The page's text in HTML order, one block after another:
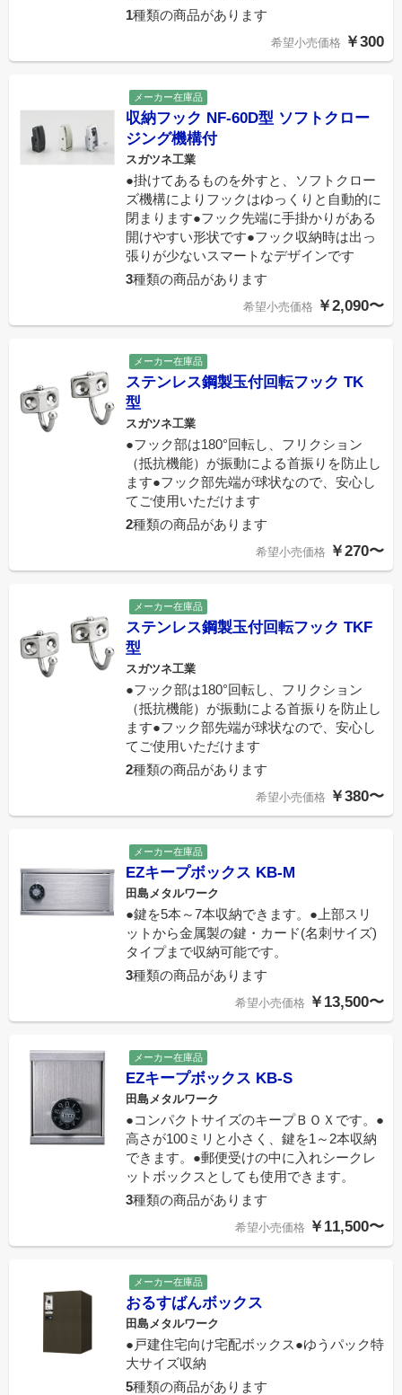
1種類の商品があります
希望小売価格 ￥300
メーカー在庫品
収納フック NF-60D型 ソフトクロー
ジング機構付
スガツネ工業
●掛けてあるものを外すと、ソフトクロー
ズ機構によりフックはゆっくりと自動的に
閉まります●フック先端に手掛かりがある
開けやすい形状です●フック収納時は出っ
張りが少ないスマートなデザインです
3種類の商品があります
希望小売価格 ￥2,090〜
メーカー在庫品
ステンレス鋼製玉付回転フック TK
型
スガツネ工業
●フック部は180°回転し、フリクション
（抵抗機能）が振動による首振りを防止し
ます●フック部先端が球状なので、安心し
てご使用いただけます
2種類の商品があります
希望小売価格 ￥270〜
メーカー在庫品
ステンレス鋼製玉付回転フック TKF
型
スガツネ工業
●フック部は180°回転し、フリクション
（抵抗機能）が振動による首振りを防止し
ます●フック部先端が球状なので、安心し
てご使用いただけます
2種類の商品があります
希望小売価格 ￥380〜
メーカー在庫品
EZキープボックス KB-M
田島メタルワーク
●鍵を5本～7本収納できます。●上部スリ
ットから金属製の鍵・カード(名刺サイズ)
タイプまで収納可能です。
3種類の商品があります
希望小売価格 ￥13,500〜
メーカー在庫品
EZキープボックス KB-S
田島メタルワーク
●コンパクトサイズのキープＢＯＸです。●
高さが100ミリと小さく、鍵を1～2本収納
できます。●郵便受けの中に入れシークレ
ットボックスとしても使用できます。
3種類の商品があります
希望小売価格 ￥11,500〜
メーカー在庫品
おるすばんボックス
田島メタルワーク
●戸建住宅向け宅配ボックス●ゆうパック特
大サイズ収納
5種類の商品があります